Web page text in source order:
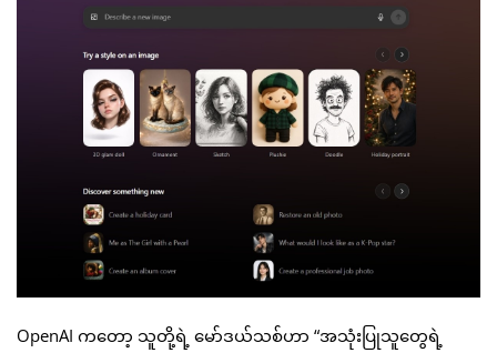
OpenAI ကတော့ သူတို့ရဲ့ မော်ဒယ်သစ်ဟာ “အသုံးပြုသူတွေရဲ့